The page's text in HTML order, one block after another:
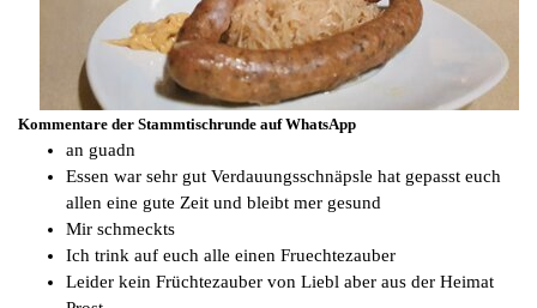
Kommentare der Stammtischrunde auf WhatsApp
an guadn
Essen war sehr gut Verdauungsschnäpsle hat gepasst euch
allen eine gute Zeit und bleibt mer gesund
Mir schmeckts
Ich trink auf euch alle einen Fruechtezauber
Leider kein Früchtezauber von Liebl aber aus der Heimat